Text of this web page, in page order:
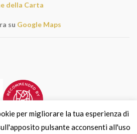
della Carta
su Google Maps
per migliorare la tua esperienza di
pulsante acconsenti all'uso